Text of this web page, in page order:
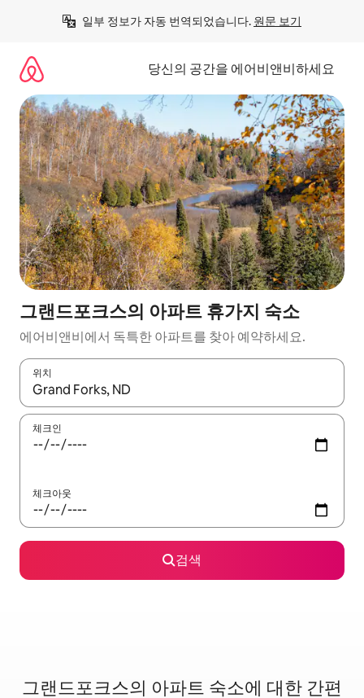
일부 정보가 자동 번역되었습니다. 원문 보기
당신의 공간을 에어비앤비하세요
그랜드포크스의 아파트 휴가지 숙소
에어비앤비에서 독특한 아파트를 찾아 예약하세요.
위치
결과가 나오면 위·아래 화살표 키를 사용하거나 터치 또는 스와이
체크인
체크아웃
검색
그랜드포크스의 아파트 숙소에 대한 간편